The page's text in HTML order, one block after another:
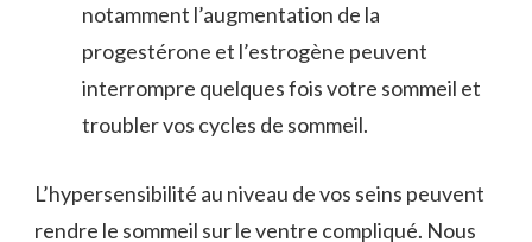
notamment l’augmentation de la
progestérone et l’estrogène peuvent
interrompre quelques fois votre sommeil et
troubler vos cycles de sommeil.
L’hypersensibilité au niveau de vos seins peuvent
rendre le sommeil sur le ventre compliqué. Nous